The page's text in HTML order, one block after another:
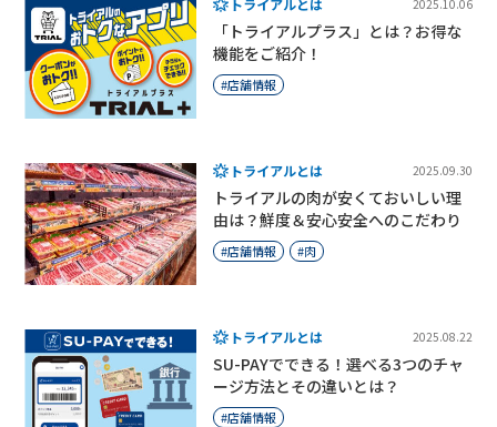
トライアルとは 2025.10.06
「トライアルプラス」とは？お得な
機能をご紹介！
店舗情報
トライアルとは 2025.09.30
トライアルの肉が安くておいしい理
由は？鮮度＆安心安全へのこだわり
店舗情報 肉
トライアルとは 2025.08.22
SU-PAYでできる！選べる3つのチャ
ージ方法とその違いとは？
店舗情報